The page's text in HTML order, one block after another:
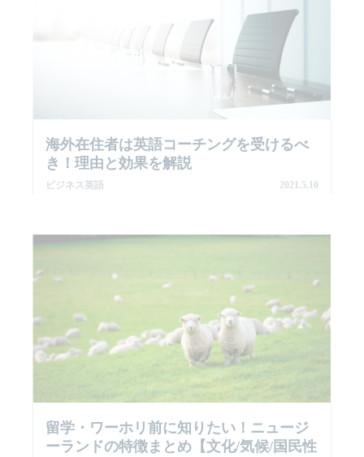
海外在住者は英語コーチングを受けるべ
き！理由と効果を解説
ビジネス英語 2021.5.10
留学・ワーホリ前に知りたい！ニュージ
ーランドの特徴まとめ【文化/気候/国民性